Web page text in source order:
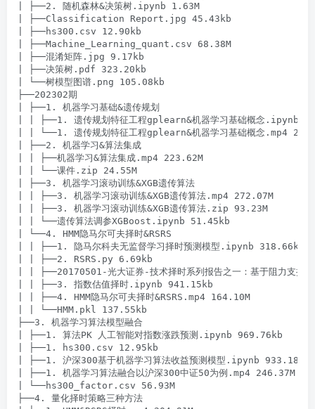
| ├──2. 随机森林&决策树.ipynb 1.63M
| ├──Classification Report.jpg 45.43kb
| ├──hs300.csv 12.90kb
| ├──Machine_Learning_quant.csv 68.38M
| ├──混淆矩阵.jpg 9.17kb
| ├──决策树.pdf 323.20kb
| └──树模型图谱.png 105.08kb
├──202302期
| ├──1. 机器学习基础&遗传规划
| | ├──1. 遗传规划特征工程gplearn&机器学习基础概念.ipynb
| | └──1. 遗传规划特征工程gplearn&机器学习基础概念.mp4
| ├──2. 机器学习&算法集成
| | ├──机器学习&算法集成.mp4 223.62M
| | └──课件.zip 24.55M
| ├──3. 机器学习滚动训练&XGB遗传算法
| | ├──3. 机器学习滚动训练&XGB遗传算法.mp4 272.07M
| | ├──3. 机器学习滚动训练&XGB遗传算法.zip 93.23M
| | └──遗传算法调参XGBoost.ipynb 51.45kb
| └──4. HMM隐马尔可夫择时&RSRS
| | ├──1. 隐马尔科夫无监督学习择时预测模型.ipynb 318.66kb
| | ├──2. RSRS.py 6.69kb
| | ├──20170501-光大证券-技术择时系列报告之一：基于阻力支撑
| | ├──3. 指数估值择时.ipynb 941.15kb
| | ├──4. HMM隐马尔可夫择时&RSRS.mp4 164.10M
| | └──HMM.pkl 137.55kb
├──3. 机器学习算法模型融合
| ├──1. 算法PK 人工智能对指数涨跌预测.ipynb 969.76kb
| ├──1. hs300.csv 12.95kb
| ├──1. 沪深300基于机器学习算法收益预测模型.ipynb 933.18kb
| ├──1. 机器学习算法融合以沪深300中证50为例.mp4 246.37M
| └──hs300_factor.csv 56.93M
├──4. 量化择时策略三种方法